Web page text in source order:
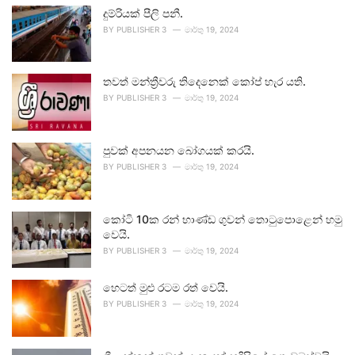
දුම්රියක් පීලි පනී.
BY PUBLISHER 3 මාර්තු 19, 2024
තවත් මන්ත්‍රීවරු තිදෙනෙක් කෝප් හැර යති.
BY PUBLISHER 3 මාර්තු 19, 2024
පුවක් අපනයන බෝගයක් කරයි.
BY PUBLISHER 3 මාර්තු 19, 2024
කෝටි 10ක රන් භාණ්ඩ ගුවන් තොටුපොළෙන් හමු
වෙයි.
BY PUBLISHER 3 මාර්තු 19, 2024
හෙටත් මුළු රටම රත් වෙයි.
BY PUBLISHER 3 මාර්තු 19, 2024